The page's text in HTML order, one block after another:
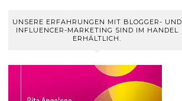
UNSERE ERFAHRUNGEN MIT BLOGGER- UND
INFLUENCER-MARKETING SIND IM HANDEL
ERHÄLTLICH.